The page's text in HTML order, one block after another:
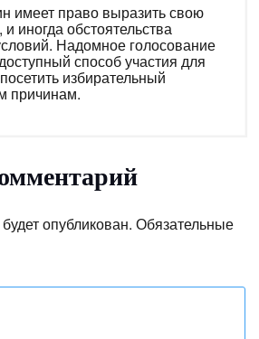
имеет право выразить свою
иногда обстоятельства
Надомное голосование
способ участия для
избирательный
причинам.
опубликован. Обязательные